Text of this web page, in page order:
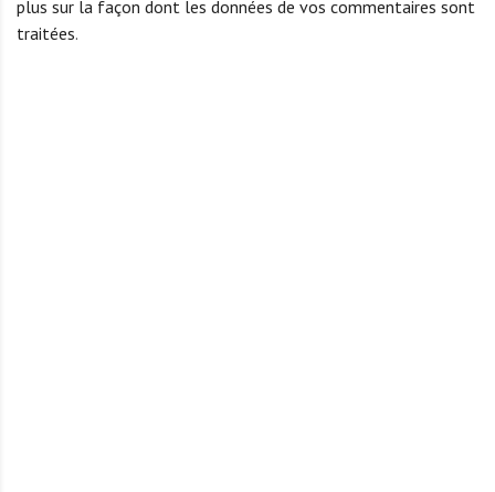
plus sur la façon dont les données de vos commentaires sont
traitées.